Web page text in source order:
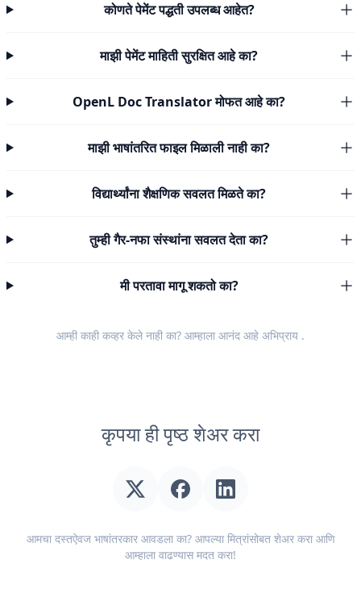
कोणते पेमेंट पद्धती उपलब्ध आहेत?
माझी पेमेंट माहिती सुरक्षित आहे का?
OpenL Doc Translator मोफत आहे का?
माझी भाषांतरित फाइल मिळाली नाही का?
विद्यार्थ्यांना शैक्षणिक सवलत मिळते का?
तुम्ही गैर-नफा संस्थांना सवलत देता का?
मी परतावा मागू शकतो का?
आम्ही काही कव्हर केले नाही का? आम्हाला आनंद आहे अभिप्राय .
कृपया ही पृष्ठ शेअर करा
आमचा दस्तऐवज भाषांतरकार आवडला का? आपल्या मित्रांसोबत शेअर करा आणि
आम्हाला वाढण्यास मदत करा!